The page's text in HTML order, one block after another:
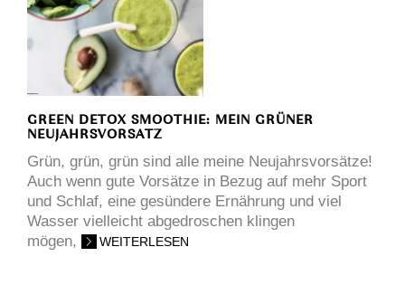
GREEN DETOX SMOOTHIE: MEIN GRÜNER
NEUJAHRSVORSATZ
Grün, grün, grün sind alle meine Neujahrsvorsätze!
Auch wenn gute Vorsätze in Bezug auf mehr Sport
und Schlaf, eine gesündere Ernährung und viel
Wasser vielleicht abgedroschen klingen
mögen,
WEITERLESEN